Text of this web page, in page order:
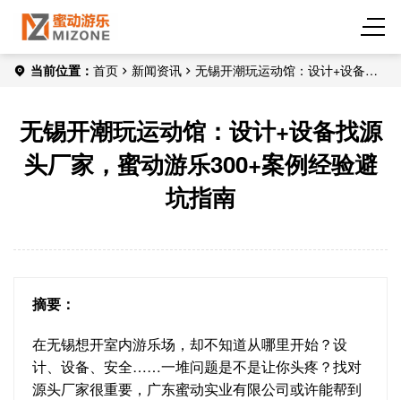
当前位置： 首页 新闻资讯
无锡开潮玩运动馆：设计+设备找
无锡开潮玩运动馆：设计+设备找源
头厂家，蜜动游乐300+案例经验避
坑指南
摘要：
在无锡想开室内游乐场，却不知道从哪里开始？设
计、设备、安全……一堆问题是不是让你头疼？找对
源头厂家很重要，广东蜜动实业有限公司或许能帮到